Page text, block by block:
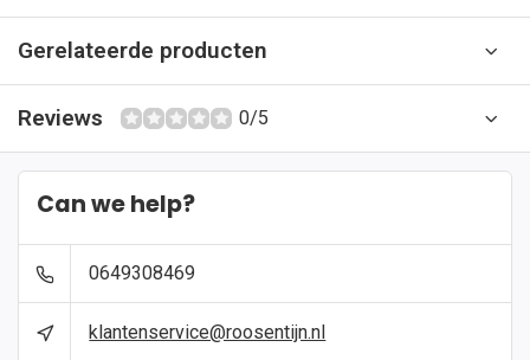
Gerelateerde producten
Reviews 0/5
Can we help?
0649308469
klantenservice@roosentijn.nl